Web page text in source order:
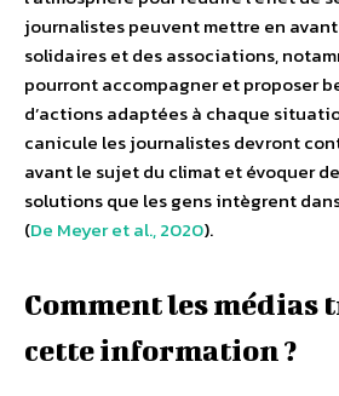
journalistes peuvent mettre en
solidaires et des associations,
pourront accompagner et proposer
d’actions adaptées à chaque
canicule les journalistes devront
avant le sujet du climat et évoquer
solutions que les gens intègrent
(De Meyer et al., 2020).
Comment les
cette information ?